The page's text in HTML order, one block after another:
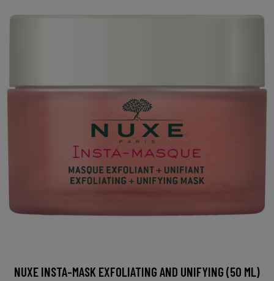
NUXE INSTA-MASK EXFOLIATING AND UNIFYING (50 ML)